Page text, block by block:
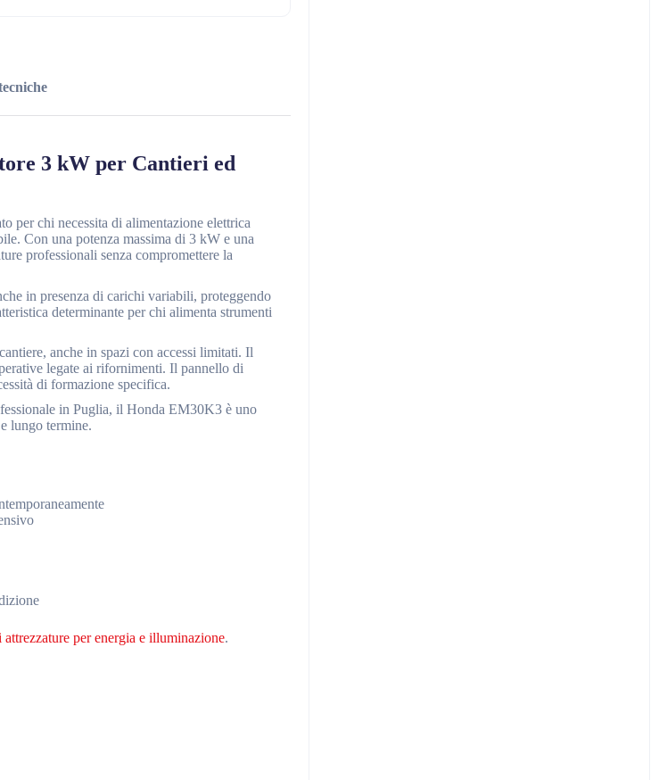
3 kW per Cantieri ed
per chi necessita di alimentazione elettrica
Con una potenza massima di 3 kW e una
professionali senza compromettere la
in presenza di carichi variabili, proteggendo
determinante per chi alimenta strumenti
anche in spazi con accessi limitati. Il
legate ai rifornimenti. Il pannello di
di formazione specifica.
in Puglia, il Honda EM30K3 è uno
lungo termine.
per energia e illuminazione.